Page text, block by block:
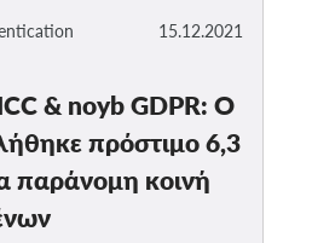
15.12.2021
& noyb GDPR: Ο
πρόστιμο 6,3
παράνομη κοινή